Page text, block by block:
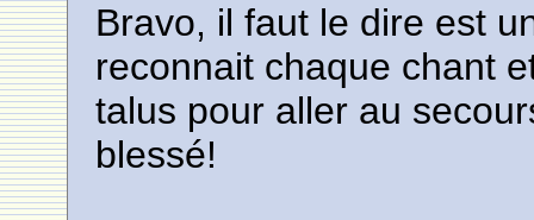
Bravo, il faut le dire est
reconnait chaque chant
talus pour aller au
blessé!